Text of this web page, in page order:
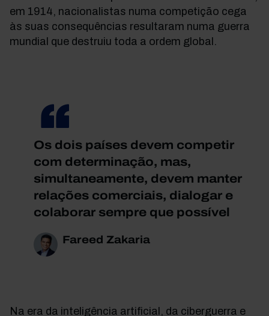
em 1914, nacionalistas numa competição cega
às suas consequências resultaram numa guerra
mundial que destruiu toda a ordem global .
Os dois países devem competir
com determinação, mas,
simultaneamente, devem manter
relações comerciais, dialogar e
colaborar sempre que possível
Fareed Zakaria
Na era da inteligência artificial, da ciberguerra e